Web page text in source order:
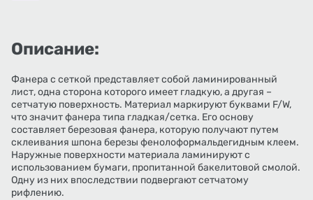
Описание:
Фанера с сеткой представляет собой ламинированный
лист, одна сторона которого имеет гладкую, а другая –
сетчатую поверхность. Материал маркируют буквами F/W,
что значит фанера типа гладкая/сетка. Его основу
составляет березовая фанера, которую получают путем
склеивания шпона березы фенолоформальдегидным клеем.
Наружные поверхности материала ламинируют с
использованием бумаги, пропитанной бакелитовой смолой.
Одну из них впоследствии подвергают сетчатому
рифлению.